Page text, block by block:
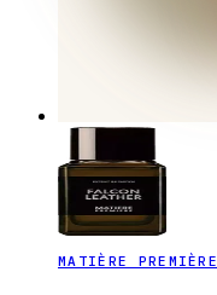
MATIÈRE PREMIÈRE